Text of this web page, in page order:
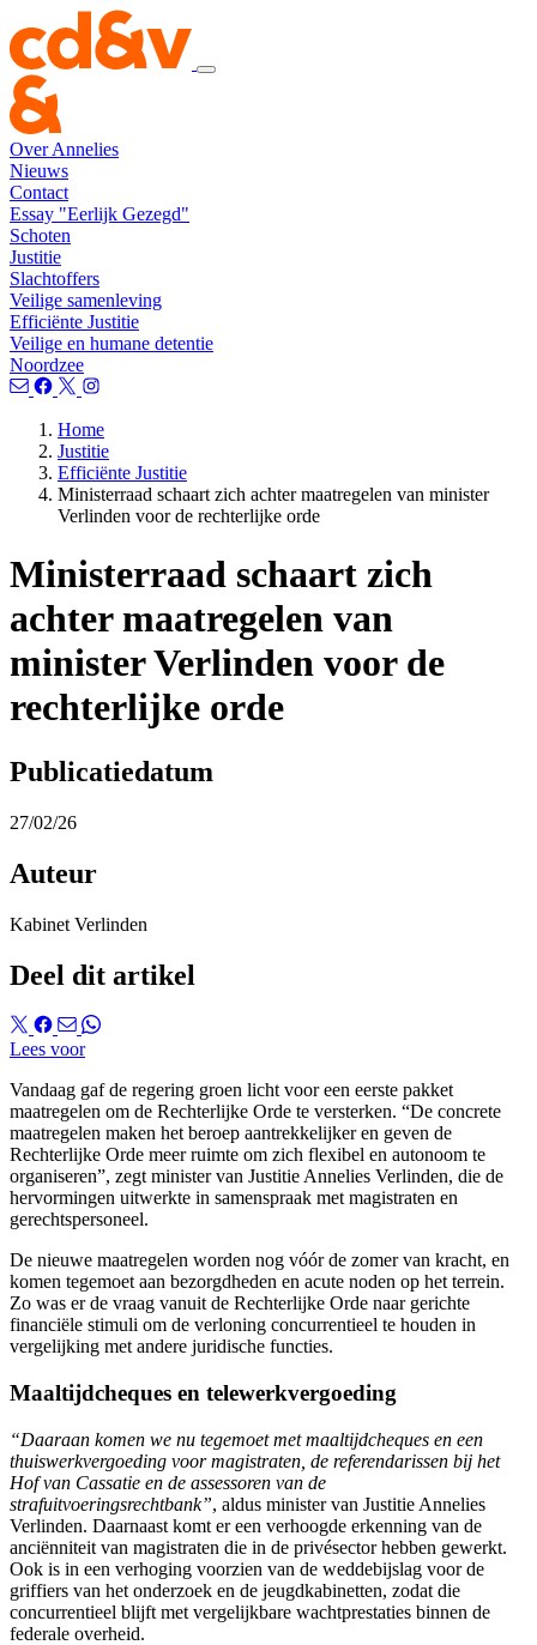
Over Annelies
Nieuws
Contact
Essay "Eerlijk Gezegd"
Schoten
Justitie
Slachtoffers
Veilige samenleving
Efficiënte Justitie
Veilige en humane detentie
Noordzee
Home
Justitie
Efficiënte Justitie
Ministerraad schaart zich achter maatregelen van minister
Verlinden voor de rechterlijke orde
Ministerraad schaart zich
achter maatregelen van
minister Verlinden voor de
rechterlijke orde
Publicatiedatum
27/02/26
Auteur
Kabinet Verlinden
Deel dit artikel
Lees voor
Vandaag gaf de regering groen licht voor een eerste pakket
maatregelen om de Rechterlijke Orde te versterken. “De concrete
maatregelen maken het beroep aantrekkelijker en geven de
Rechterlijke Orde meer ruimte om zich flexibel en autonoom te
organiseren”, zegt minister van Justitie Annelies Verlinden, die de
hervormingen uitwerkte in samenspraak met magistraten en
gerechtspersoneel.
De nieuwe maatregelen worden nog vóór de zomer van kracht, en
komen tegemoet aan bezorgdheden en acute noden op het terrein.
Zo was er de vraag vanuit de Rechterlijke Orde naar gerichte
financiële stimuli om de verloning concurrentieel te houden in
vergelijking met andere juridische functies.
Maaltijdcheques en telewerkvergoeding
“Daaraan komen we nu tegemoet met maaltijdcheques en een
thuiswerkvergoeding voor magistraten, de referendarissen bij het
Hof van Cassatie en de assessoren van de
strafuitvoeringsrechtbank”, aldus minister van Justitie Annelies
Verlinden. Daarnaast komt er een verhoogde erkenning van de
anciënniteit van magistraten die in de privésector hebben gewerkt.
Ook is in een verhoging voorzien van de weddebijslag voor de
griffiers van het onderzoek en de jeugdkabinetten, zodat die
concurrentieel blijft met vergelijkbare wachtprestaties binnen de
federale overheid.